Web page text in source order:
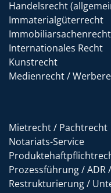
Handelsrecht
Immaterialgüterrecht
Immobiliarsachenrecht
Internationales Recht
Kunstrecht
Medienrecht /
Mietrecht / Pachtrecht
Notariats-Service
Prozessführung /
Restrukturierung /